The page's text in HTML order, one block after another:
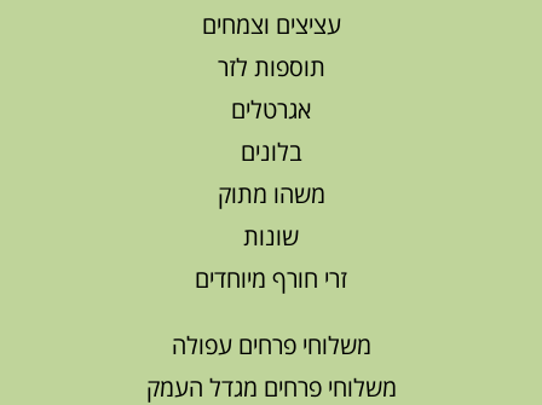
עציצים וצמחים
תוספות לזר
אגרטלים
בלונים
משהו מתוק
שונות
זרי חורף מיוחדים
משלוחי פרחים עפולה
משלוחי פרחים מגדל העמק